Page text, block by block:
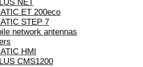
NET
ET 200eco
STEP 7
network antennas
HMI
CMS1200